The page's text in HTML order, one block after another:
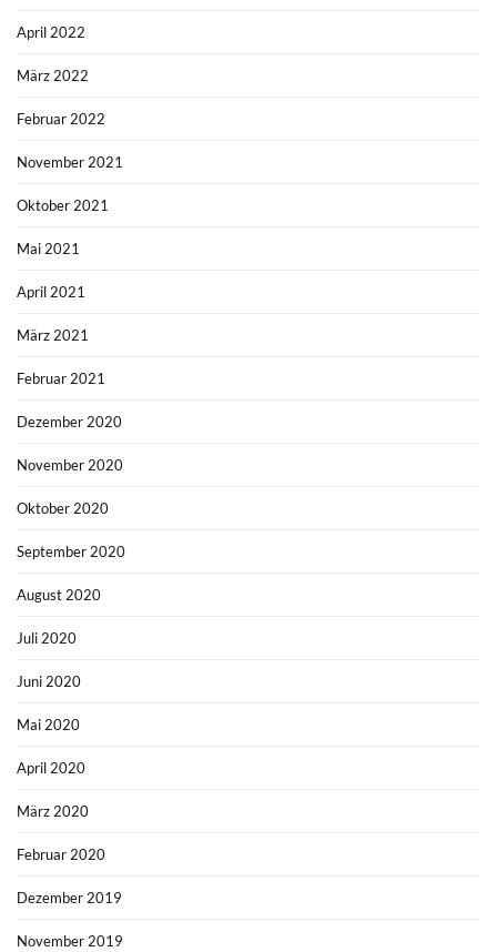
April 2022
März 2022
Februar 2022
November 2021
Oktober 2021
Mai 2021
April 2021
März 2021
Februar 2021
Dezember 2020
November 2020
Oktober 2020
September 2020
August 2020
Juli 2020
Juni 2020
Mai 2020
April 2020
März 2020
Februar 2020
Dezember 2019
November 2019